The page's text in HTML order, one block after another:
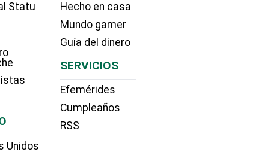
Statu
Unidos
Hecho en casa
Mundo gamer
Guía del dinero
SERVICIOS
Efemérides
Cumpleaños
RSS